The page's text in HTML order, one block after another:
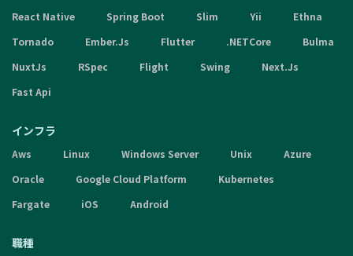
React Native
Spring Boot Slim Yii
Ethna
Tornado
Ember.Js Flutter .NETCore
Bulma
NuxtJs
RSpec Flight Swing
Next.Js
Fast Api
インフラ
Aws Linux Windows Server Unix
Azure
Oracle
Google Cloud Platform
Kubernetes
Fargate
iOS Android
職種